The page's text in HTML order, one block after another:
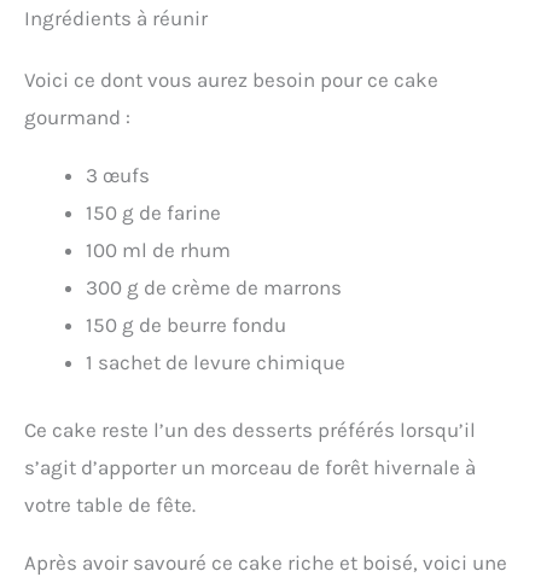
Ingrédients à réunir
Voici ce dont vous aurez besoin pour ce cake
gourmand :
3 œufs
150 g de farine
100 ml de rhum
300 g de crème de marrons
150 g de beurre fondu
1 sachet de levure chimique
Ce cake reste l’un des desserts préférés lorsqu’il
s’agit d’apporter un morceau de forêt hivernale à
votre table de fête.
Après avoir savouré ce cake riche et boisé, voici une